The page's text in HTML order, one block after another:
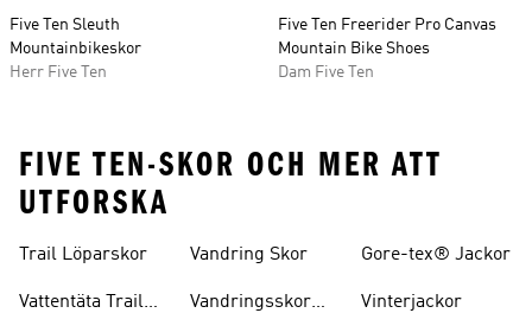
Five Ten Sleuth
Mountainbikeskor
Herr Five Ten
Five Ten Freerider Pro Canvas
Mountain Bike Shoes
Dam Five Ten
FIVE TEN-SKOR OCH MER ATT
UTFORSKA
Trail Löparskor
Vattentäta Trail
Vandring Skor
Vandringsskor
Gore-tex® Jackor
Vinterjackor